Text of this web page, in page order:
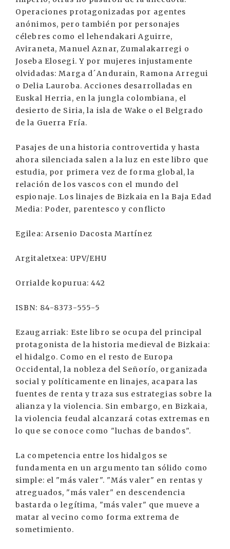
Operaciones protagonizadas por agentes
anónimos, pero también por personajes
célebres como el lehendakari Aguirre,
Aviraneta, Manuel Aznar, Zumalakarregi o
Joseba Elosegi. Y por mujeres injustamente
olvidadas: Marga d´Andurain, Ramona Arregui
o Delia Lauroba. Acciones desarrolladas en
Euskal Herria, en la jungla colombiana, el
desierto de Siria, la isla de Wake o el Belgrado
de la Guerra Fría.
Pasajes de una historia controvertida y hasta
ahora silenciada salen a la luz en este libro que
estudia, por primera vez de forma global, la
relación de los vascos con el mundo del
espionaje. Los linajes de Bizkaia en la Baja Edad
Media: Poder, parentesco y conflicto
Egilea: Arsenio Dacosta Martínez
Argitaletxea: UPV/EHU
Orrialde kopurua: 442
ISBN: 84-8373-555-5
Ezaugarriak: Este libro se ocupa del principal
protagonista de la historia medieval de Bizkaia:
el hidalgo. Como en el resto de Europa
Occidental, la nobleza del Señorío, organizada
social y políticamente en linajes, acapara las
fuentes de renta y traza sus estrategias sobre la
alianza y la violencia. Sin embargo, en Bizkaia,
la violencia feudal alcanzará cotas extremas en
lo que se conoce como "luchas de bandos".
La competencia entre los hidalgos se
fundamenta en un argumento tan sólido como
simple: el "más valer". "Más valer" en rentas y
atreguados, "más valer" en descendencia
bastarda o legítima, "más valer" que mueve a
matar al vecino como forma extrema de
sometimiento.